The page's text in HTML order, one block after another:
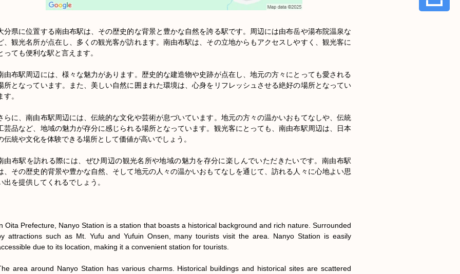
分県に位置する南由布駅は、その歴史的な背景と豊かな自然を誇る駅です。周辺には由布岳や湯布院温泉な
、観光名所が点在し、多くの観光客が訪れます。南由布駅は、その立地からもアクセスしやすく、観光客に
っても便利な駅と言えます。
由布駅周辺には、様々な魅力があります。歴史的な建造物や史跡が点在し、地元の方々にとっても愛される
所となっています。また、美しい自然に囲まれた環境は、心身をリフレッシュさせる絶好の場所となってい
す。
らに、南由布駅周辺には、伝統的な文化や芸術が息づいています。地元の方々の温かいおもてなしや、伝統
芸品など、地域の魅力が存分に感じられる場所となっています。観光客にとっても、南由布駅周辺は、日本
伝統や文化を体験できる場所として価値が高いでしょう。
由布駅を訪れる際には、ぜひ周辺の観光名所や地域の魅力を存分に楽しんでいただきたいです。南由布駅
、その歴史的背景や豊かな自然、そして地元の人々の温かいおもてなしを通じて、訪れる人々に心地よい思
出を提供してくれるでしょう。
Oita Prefecture, Nanyo Station is a station that boasts a historical background and rich nature. Surrounded
attractions such as Mt. Yufu and Yufuin Onsen, many tourists visit the area. Nanyo Station is easily
due to its location, making it a convenient station for tourists.
area around Nanyo Station has various charms. Historical buildings and historical sites are scattered